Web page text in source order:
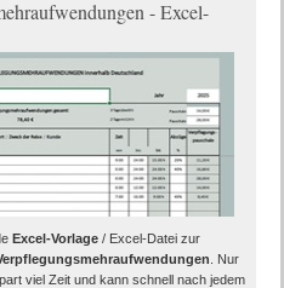
- Excel-
Excel-Vorlage/ Excel-Datei zur
. Nur
viel Zeit und kann schnell nach jedem